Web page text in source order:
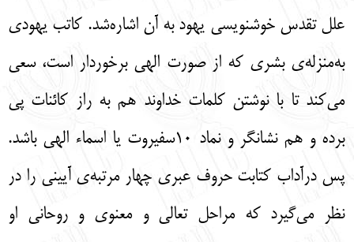
علل تقدس خوشنویسی یهود به آن اشاره‌شد. کاتب یهودی
به‌منزله‌ی بشری که از صورت الهی برخوردار است، سعی
می‌کند تا با نوشتن کلمات خداوند هم به راز کائنات پی
برده و هم نشانگر و نماد 10سفیروت یا اسماء الهی باشد.
پس درآداب کتابت حروف عبری چهار مرتبه‌ی آیینی را در
نظر می‌گیرد که مراحل تعالی و معنوی و روحانی او